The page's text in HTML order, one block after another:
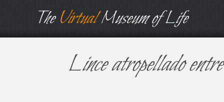
TheVirtualMuseum of Life
Lince atropellado